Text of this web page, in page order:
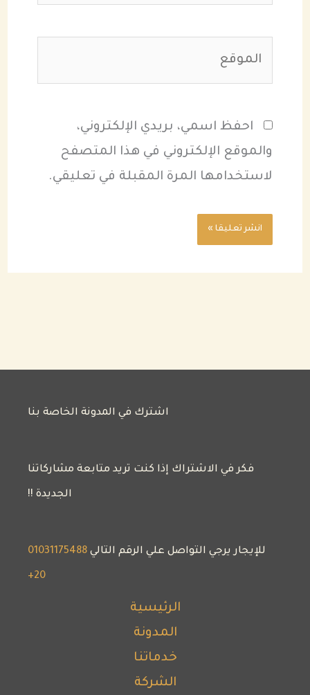
احفظ اسمي، بريدي الإلكتروني،
والموقع الإلكتروني في هذا المتصفح
لاستخدامها المرة المقبلة في تعليقي.
اشترك في المدونة الخاصة بنا
فكر في الاشتراك إذا كنت تريد متابعة مشاركاتنا
الجديدة !!
للإيجار يرجي التواصل علي الرقم التالي 01031175488
20+
الرئيسية
المدونة
خدماتنا
الشركة